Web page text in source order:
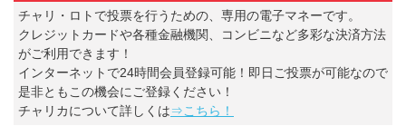
チャリ・ロトで投票を行うための、専用の電子マネーです。
クレジットカードや各種金融機関、コンビニなど多彩な決済方法
がご利用できます！
インターネットで24時間会員登録可能！即日ご投票が可能なので
是非ともこの機会にご登録ください！
チャリカについて詳しくは⇒こちら！